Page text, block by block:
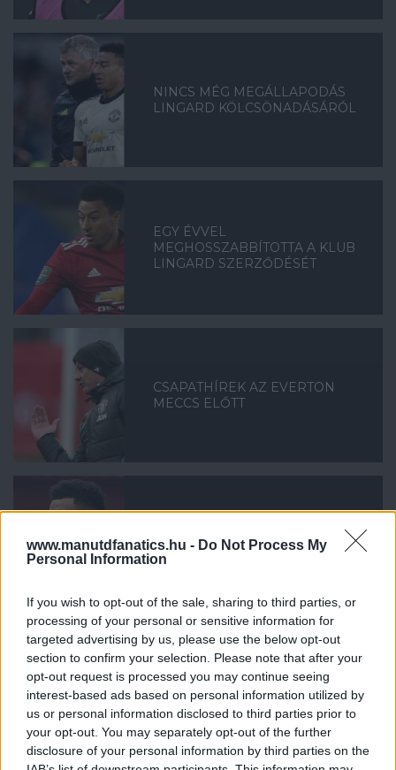
www.manutdfanatics.hu - Do Not Process My
Personal Information
If you wish to opt-out of the sale, sharing to third parties, or
processing of your personal or sensitive information for
targeted advertising by us, please use the below opt-out
section to confirm your selection. Please note that after your
opt-out request is processed you may continue seeing
interest-based ads based on personal information utilized by
us or personal information disclosed to third parties prior to
your opt-out. You may separately opt-out of the further
disclosure of your personal information by third parties on the
NINCS MÉG MEGÁLLAPODÁS
LINGARD KÖLCSÖNADÁSÁRÓL
EGY ÉVVEL
MEGHOSSZABBÍTOTTA A KLUB
LINGARD SZERZŐDÉSÉT
CSAPATHÍREK AZ EVERTON
MECCS ELŐTT
LINGARD A LA LIGABA MEHET
KÖLCSÖNBE
CSAPATHÍREK AZ EVERTON
MECCS ELŐTT